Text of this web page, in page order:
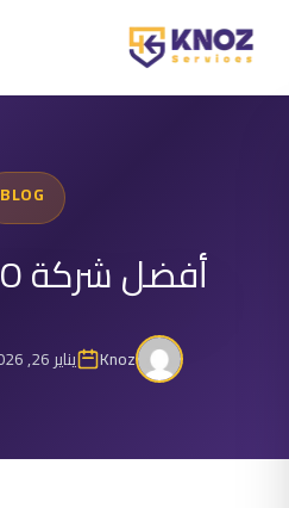
BLOG
أفضل شركة SEO في دبي
Knoz يناير 26, 2026